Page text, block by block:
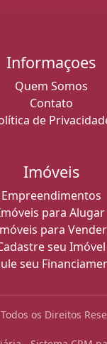
Informaçoes
Quem Somos
Contato
de
Imóveis
Empreendimentos
para Alugar
para Vender
seu Imóvel
seu
os Direitos